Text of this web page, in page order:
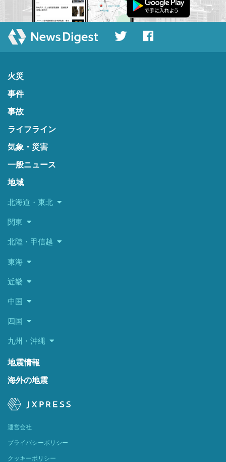
火災
事件
事故
ライフライン
気象・災害
一般ニュース
地域
北海道・東北
関東
北陸・甲信越
東海
近畿
中国
四国
九州・沖縄
地震情報
海外の地震
運営会社
プライバシーポリシー
クッキーポリシー